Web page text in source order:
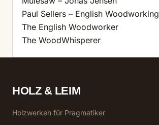
Paul Sellers – English Woodworking
The English Woodworker
The WoodWhisperer
HOLZ & LEIM
Holzwerken für Pragmatiker